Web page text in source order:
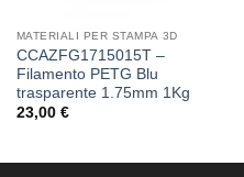
MATERIALI PER STAMPA 3D
CCAZFG1715015T –
Filamento PETG Blu
trasparente 1.75mm 1Kg
23,00 €